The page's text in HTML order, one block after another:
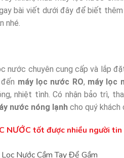
bài viết dưới đây để biết
nhé.
nước chuyên cung cấp và lắp
máy lọc nước RO, máy lọc
nhiệt tình. Có nhận bảo trì,
nước nóng lạnh cho quý khách
NƯỚC tốt được nhiều người